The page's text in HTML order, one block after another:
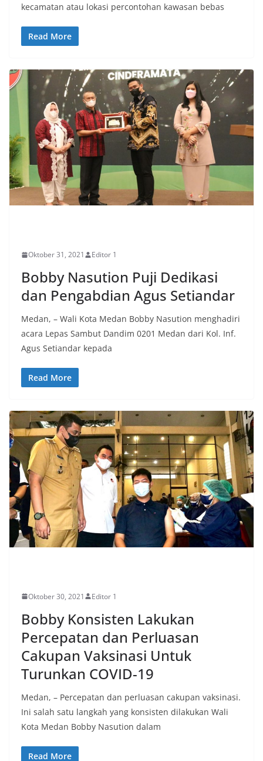
kecamatan atau lokasi percontohan kawasan bebas
Read More
Oktober 31, 2021 Editor 1
Bobby Nasution Puji Dedikasi
dan Pengabdian Agus Setiandar
Medan, – Wali Kota Medan Bobby Nasution menghadiri
acara Lepas Sambut Dandim 0201 Medan dari Kol. Inf.
Agus Setiandar kepada
Read More
Oktober 30, 2021 Editor 1
Bobby Konsisten Lakukan
Percepatan dan Perluasan
Cakupan Vaksinasi Untuk
Turunkan COVID-19
Medan, – Percepatan dan perluasan cakupan vaksinasi.
Ini salah satu langkah yang konsisten dilakukan Wali
Kota Medan Bobby Nasution dalam
Read More